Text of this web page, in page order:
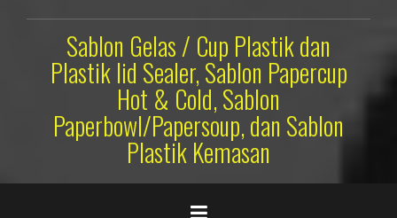
Sablon Gelas / Cup Plastik dan
Plastik lid Sealer, Sablon Papercup
Hot & Cold, Sablon
Paperbowl/Papersoup, dan Sablon
Plastik Kemasan